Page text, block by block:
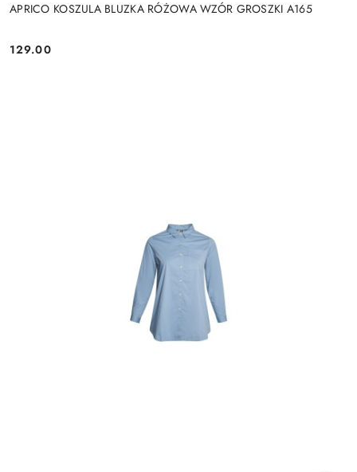
APRICO KOSZULA BLUZKA RÓŻOWA WZÓR GROSZKI A165
Cena:
129.00